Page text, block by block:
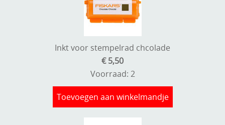
Inkt voor stempelrad chcolade
€ 5,50
Voorraad: 2
Toevoegen aan winkelmandje